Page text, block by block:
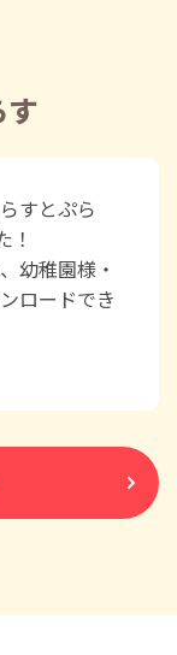
す
すとぷら
！
幼稚園様・
ロードでき